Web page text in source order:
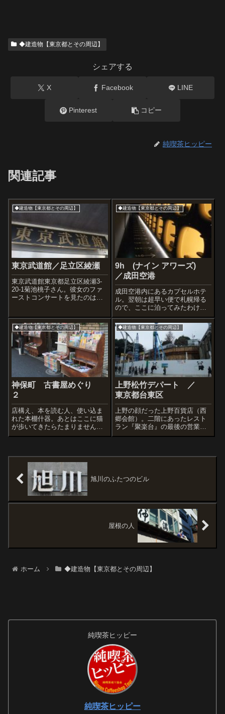
◆建造物【東京都とその周辺】
シェアする
X Facebook LINE
Pinterest コピー
純喫茶ヒッピー
関連記事
◆建造物【東京都とその周辺】
東京武道館／足立区綾瀬
東京武道館東京都足立区綾瀬3-
20-1菊池桃子さん。彼女のファ
ーストコンサートを見たのは高
く別の施設です。松戸市に行く
途中、せっかくなので綾瀬で途
中下車、寄ってみました。六角
鬼丈さんと...
◆建造物【東京都とその周辺】
9h (ナイン アワーズ)
／成田空港
成田空港内にあるカプセルホテ
ル。翌朝は超早い便で札幌帰る
ので、ここに泊ってみたわけで
す。未来団地みたいでした。風
呂は無いけど清潔でカッコイイ
個室のシャワールームがありま
す。ヒッピーの巣はここ。広場
が近いので外の空気を楽しむこ
ともできます。外...
◆建造物【東京都とその周辺】
神保町 古書屋めぐり
２
店構え、本を読む人、使い込ま
れた本棚什器。あとはここに猫
が歩いてきたらたまりませんさ
すが大学の都。大学入試問題
◆建造物【東京都とその周辺】
上野松竹デパート ／
東京都台東区
上野の顔だった上野百貨店（西
郷会館）。二階にあったレスト
ラン『聚楽台』の最後の営業日
はテレビでもドキュメンタリー
は新たな建物を建築中だけど、
上野の顔があった...
旭川のふたつのビル
屋根の人
ホーム ◆建造物【東京都とその周辺】
純喫茶ヒッピー
純喫茶ヒッピー